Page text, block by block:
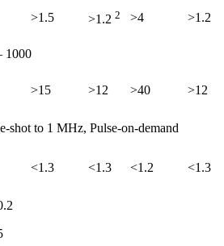
>1.5 >1.2 2 >4 >1.2
1000
>15 >12 >40 >12
shot to 1 MHz, Pulse-on-demand
<1.3 <1.3 <1.2 <1.3